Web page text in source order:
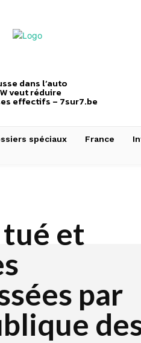
dans l’auto
veut réduire
effectifs – 7sur7.be
spéciaux France
tué et
par